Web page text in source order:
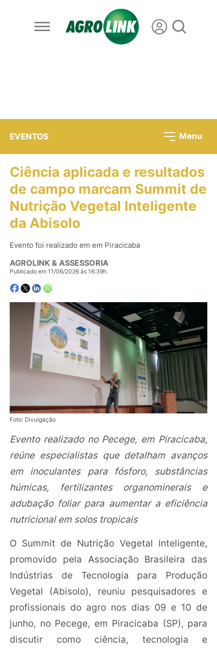
EVENTOS Menu
Ciência aplicada e resultados
de campo marcam Summit de
Nutrição Vegetal Inteligente
da Abisolo
Evento foi realizado em em Piracicaba
AGROLINK & ASSESSORIA
Publicado em 11/06/2026 às 16:39h.
Foto: Divulgação
Evento realizado no Pecege, em Piracicaba,
reúne especialistas que detalham avanços
em inoculantes para fósforo, substâncias
húmicas, fertilizantes organominerais e
adubação foliar para aumentar a eficiência
nutricional em solos tropicais
O Summit de Nutrição Vegetal Inteligente,
promovido pela Associação Brasileira das
Indústrias de Tecnologia para Produção
Vegetal (Abisolo), reuniu pesquisadores e
profissionais do agro nos dias 09 e 10 de
junho, no Pecege, em Piracicaba (SP), para
discutir como ciência, tecnologia e